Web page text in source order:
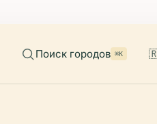
Поиск городов ⌘K